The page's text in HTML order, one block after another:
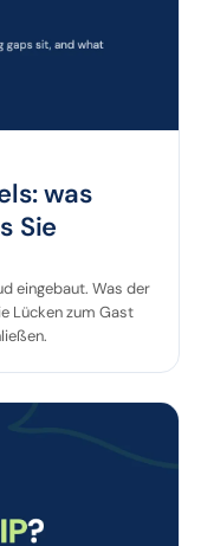
was
Sie
eingebaut. Was der
Lücken zum Gast